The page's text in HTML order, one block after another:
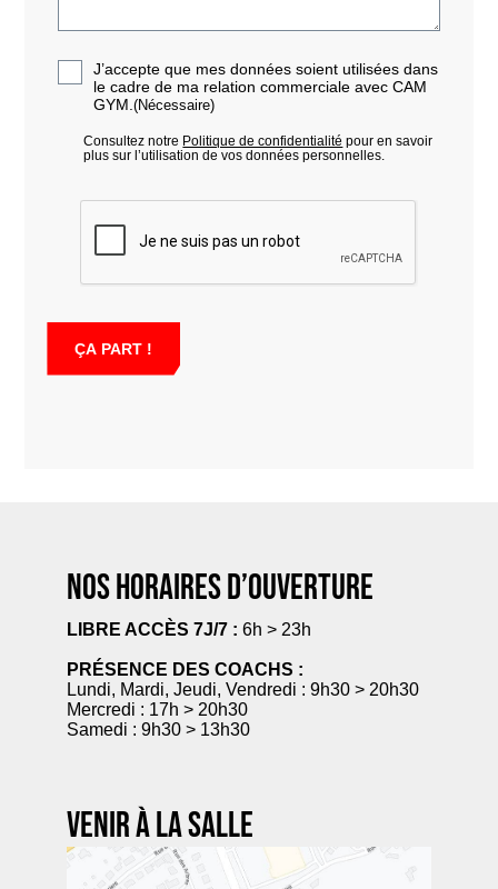
RGPD
(Nécessaire)
J’accepte que mes données soient utilisées dans
le cadre de ma relation commerciale avec CAM
GYM.(Nécessaire)
Consultez notre Politique de confidentialité pour en savoir
plus sur l’utilisation de vos données personnelles.
CAPTCHA
Nos horaires d’ouverture
LIBRE ACCÈS 7J/7 :6h > 23h
PRÉSENCE DES COACHS :
Lundi, Mardi, Jeudi, Vendredi : 9h30 > 20h30
Mercredi : 17h > 20h30
Samedi : 9h30 > 13h30
Venir à la salle